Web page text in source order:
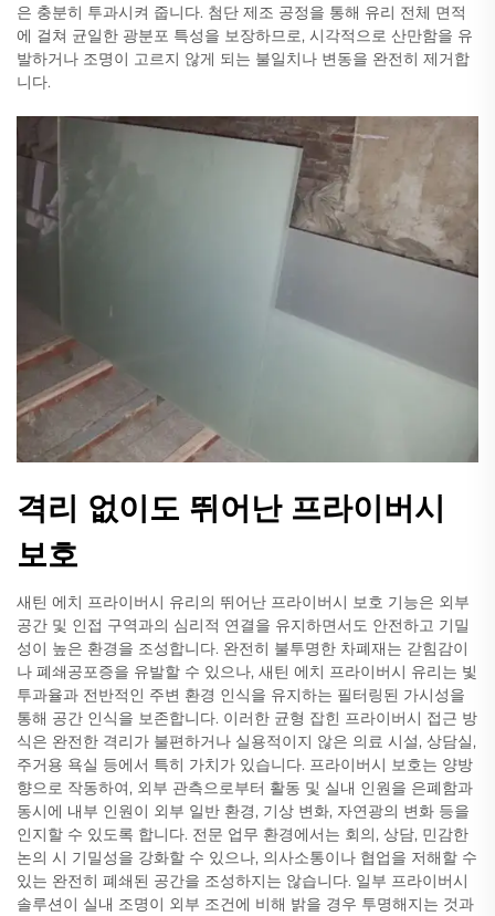
은 충분히 투과시켜 줍니다. 첨단 제조 공정을 통해 유리 전체 면적
에 걸쳐 균일한 광분포 특성을 보장하므로, 시각적으로 산만함을 유
발하거나 조명이 고르지 않게 되는 불일치나 변동을 완전히 제거합
니다.
격리 없이도 뛰어난 프라이버시
보호
새틴 에치 프라이버시 유리의 뛰어난 프라이버시 보호 기능은 외부
공간 및 인접 구역과의 심리적 연결을 유지하면서도 안전하고 기밀
성이 높은 환경을 조성합니다. 완전히 불투명한 차폐재는 갇힘감이
나 폐쇄공포증을 유발할 수 있으나, 새틴 에치 프라이버시 유리는 빛
투과율과 전반적인 주변 환경 인식을 유지하는 필터링된 가시성을
통해 공간 인식을 보존합니다. 이러한 균형 잡힌 프라이버시 접근 방
식은 완전한 격리가 불편하거나 실용적이지 않은 의료 시설, 상담실,
주거용 욕실 등에서 특히 가치가 있습니다. 프라이버시 보호는 양방
향으로 작동하여, 외부 관측으로부터 활동 및 실내 인원을 은폐함과
동시에 내부 인원이 외부 일반 환경, 기상 변화, 자연광의 변화 등을
인지할 수 있도록 합니다. 전문 업무 환경에서는 회의, 상담, 민감한
논의 시 기밀성을 강화할 수 있으나, 의사소통이나 협업을 저해할 수
있는 완전히 폐쇄된 공간을 조성하지는 않습니다. 일부 프라이버시
솔루션이 실내 조명이 외부 조건에 비해 밝을 경우 투명해지는 것과